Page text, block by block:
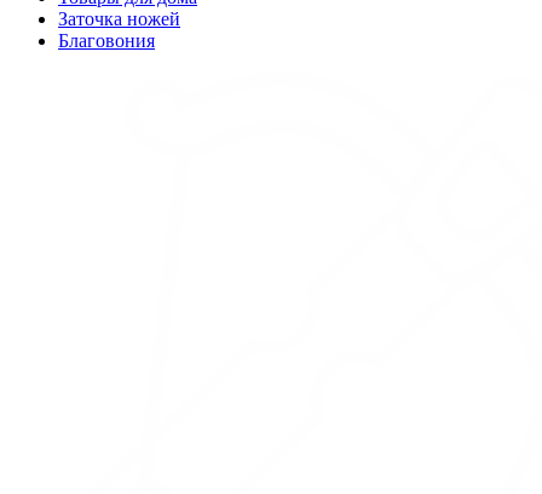
Заточка ножей
Благовония